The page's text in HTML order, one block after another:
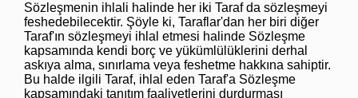
Sözleşmenin ihlali halinde her iki Taraf da sözleşmeyi
feshedebilecektir. Şöyle ki, Taraflar'dan her biri diğer
Taraf'ın sözleşmeyi ihlal etmesi halinde Sözleşme
kapsamında kendi borç ve yükümlülüklerini derhal
askıya alma, sınırlama veya feshetme hakkına sahiptir.
Bu halde ilgili Taraf, ihlal eden Taraf'a Sözleşme
kapsamındaki tanıtım faaliyetlerini durdurması